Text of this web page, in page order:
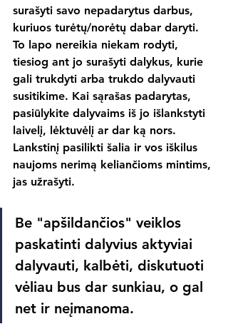
surašyti savo nepadarytus darbus,
kuriuos turėtų/norėtų dabar daryti.
To lapo nereikia niekam rodyti,
tiesiog ant jo surašyti dalykus, kurie
gali trukdyti arba trukdo dalyvauti
susitikime. Kai sąrašas padarytas,
pasiūlykite dalyvaims iš jo išlankstyti
laivelį, lėktuvėlį ar dar ką nors.
Lankstinį pasilikti šalia ir vos iškilus
naujoms nerimą keliančioms mintims,
jas užrašyti.
Be "apšildančios" veiklos
paskatinti dalyvius aktyviai
dalyvauti, kalbėti, diskutuoti
vėliau bus dar sunkiau, o gal
net ir neįmanoma.